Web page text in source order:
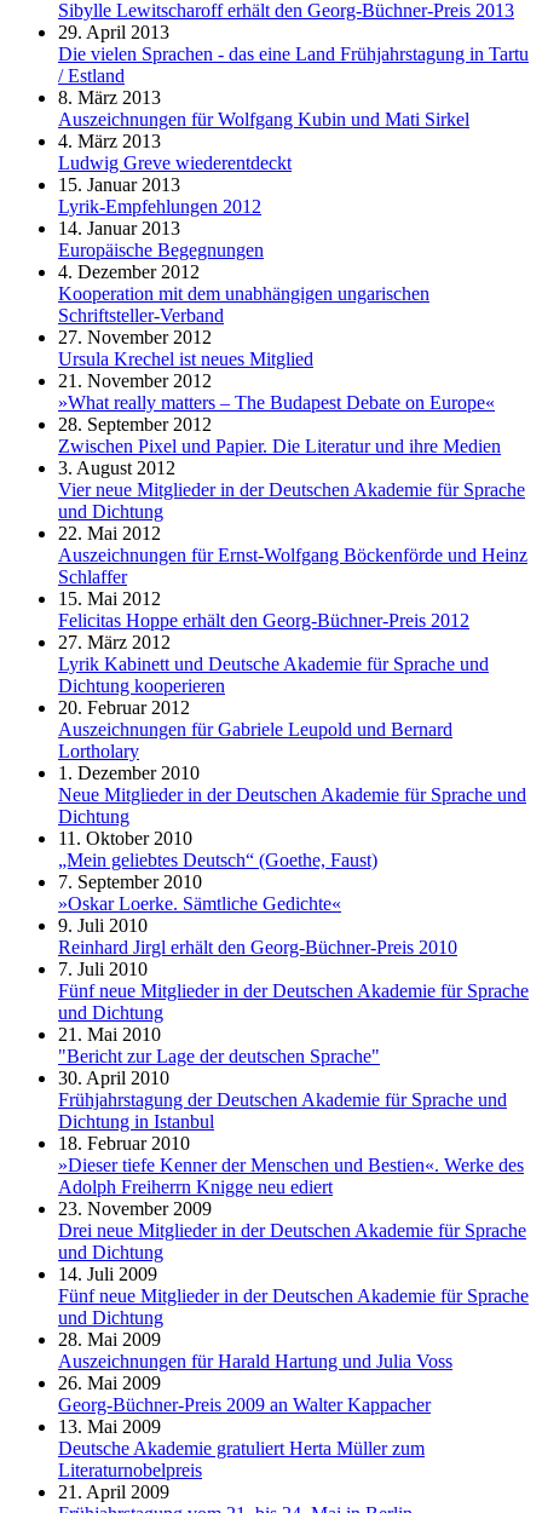
Sibylle Lewitscharoff erhält den Georg-Büchner-Preis 2013
29. April 2013
Die vielen Sprachen - das eine Land Frühjahrstagung in Tartu
/ Estland
8. März 2013
Auszeichnungen für Wolfgang Kubin und Mati Sirkel
4. März 2013
Ludwig Greve wiederentdeckt
15. Januar 2013
Lyrik-Empfehlungen 2012
14. Januar 2013
Europäische Begegnungen
4. Dezember 2012
Kooperation mit dem unabhängigen ungarischen
Schriftsteller-Verband
27. November 2012
Ursula Krechel ist neues Mitglied
21. November 2012
»What really matters – The Budapest Debate on Europe«
28. September 2012
Zwischen Pixel und Papier. Die Literatur und ihre Medien
3. August 2012
Vier neue Mitglieder in der Deutschen Akademie für Sprache
und Dichtung
22. Mai 2012
Auszeichnungen für Ernst-Wolfgang Böckenförde und Heinz
Schlaffer
15. Mai 2012
Felicitas Hoppe erhält den Georg-Büchner-Preis 2012
27. März 2012
Lyrik Kabinett und Deutsche Akademie für Sprache und
Dichtung kooperieren
20. Februar 2012
Auszeichnungen für Gabriele Leupold und Bernard
Lortholary
1. Dezember 2010
Neue Mitglieder in der Deutschen Akademie für Sprache und
Dichtung
11. Oktober 2010
„Mein geliebtes Deutsch“ (Goethe, Faust)
7. September 2010
»Oskar Loerke. Sämtliche Gedichte«
9. Juli 2010
Reinhard Jirgl erhält den Georg-Büchner-Preis 2010
7. Juli 2010
Fünf neue Mitglieder in der Deutschen Akademie für Sprache
und Dichtung
21. Mai 2010
"Bericht zur Lage der deutschen Sprache"
30. April 2010
Frühjahrstagung der Deutschen Akademie für Sprache und
Dichtung in Istanbul
18. Februar 2010
»Dieser tiefe Kenner der Menschen und Bestien«. Werke des
Adolph Freiherrn Knigge neu ediert
23. November 2009
Drei neue Mitglieder in der Deutschen Akademie für Sprache
und Dichtung
14. Juli 2009
Fünf neue Mitglieder in der Deutschen Akademie für Sprache
und Dichtung
28. Mai 2009
Auszeichnungen für Harald Hartung und Julia Voss
26. Mai 2009
Georg-Büchner-Preis 2009 an Walter Kappacher
13. Mai 2009
Deutsche Akademie gratuliert Herta Müller zum
Literaturnobelpreis
21. April 2009